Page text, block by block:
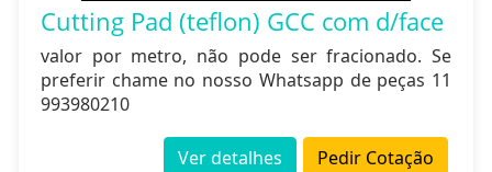
Cutting Pad (teflon) GCC com d/face
valor por metro, não pode ser fracionado. Se
preferir chame no nosso Whatsapp de peças 11
993980210
Pedir Cotação
Ver detalhes